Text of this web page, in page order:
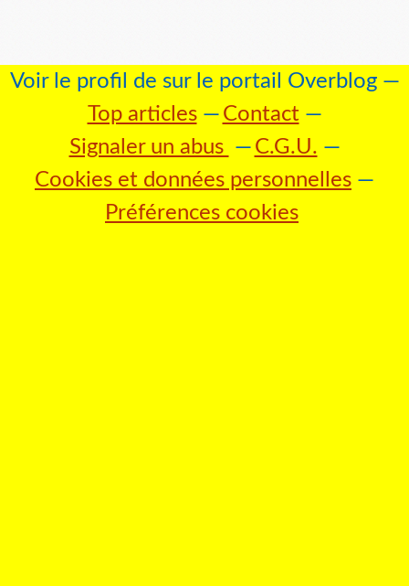
Voir le profil de sur le portail Overblog
Top articles
Contact
Signaler un abus
C.G.U.
Cookies et données personnelles
Préférences cookies